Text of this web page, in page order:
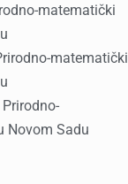
matematički
matematički
Prirodno-
Novom Sadu